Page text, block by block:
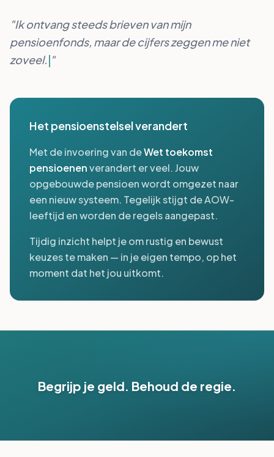
"Ik ontvang steeds brieven van mijn
pensioenfonds "
Het pensioenstelsel verandert
Met de invoering van de Wet toekomst
pensioenen verandert er veel. Jouw
opgebouwde pensioen wordt omgezet naar
een nieuw systeem. Tegelijk stijgt de AOW-
leeftijd en worden de regels aangepast.
Tijdig inzicht helpt je om rustig en bewust
keuzes te maken — in je eigen tempo, op het
moment dat het jou uitkomt.
Begrijp je geld. Behoud de regie.